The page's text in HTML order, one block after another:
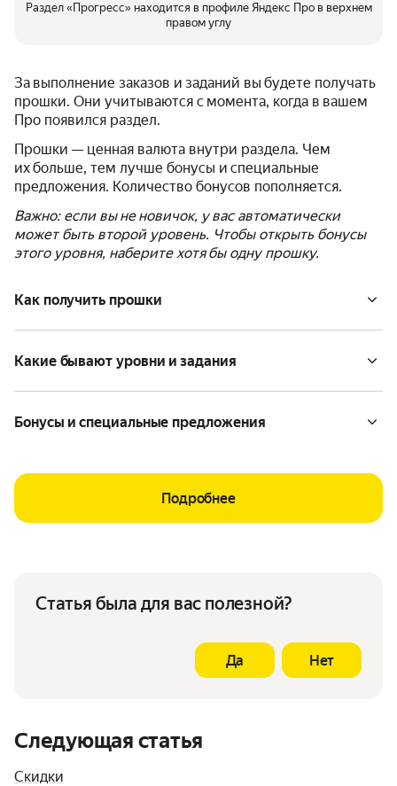
Раздел «Прогресс» находится в профиле Яндекс Про в верхнем
правом углу
За выполнение заказов и заданий вы будете получать
прошки. Они учитываются с момента, когда в вашем
Про появился раздел.
Прошки — ценная валюта внутри раздела. Чем
их больше, тем лучше бонусы и специальные
предложения. Количество бонусов пополняется.
Важно: если вы не новичок, у вас автоматически
может быть второй уровень. Чтобы открыть бонусы
этого уровня, наберите хотя бы одну прошку.
Как получить прошки
Какие бывают уровни и задания
Бонусы и специальные предложения
Подробнее
Статья была для вас полезной?
Да Нет
Следующая статья
Скидки